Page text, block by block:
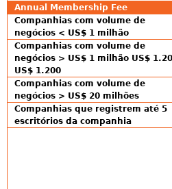
Annual Membership Fee
Companhias com volume de
negócios < US$ 1 milhão
Companhias com volume de
negócios > US$ 1 milhão US$
US$ 1.200
Companhias com volume de
negócios > US$ 20 milhões
Companhias que registrem até 5
escritórios da companhia